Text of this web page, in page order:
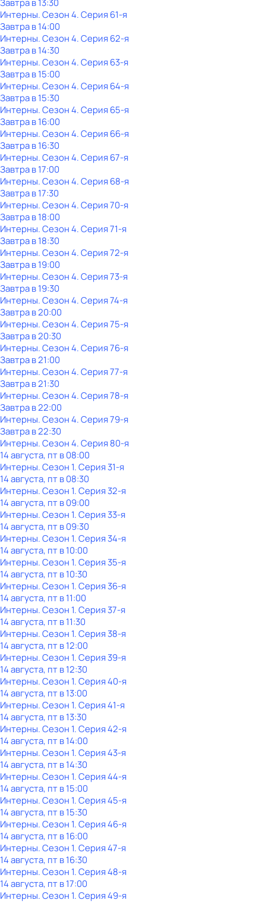
Завтра в 13:30
Интерны. Сезон 4. Серия 61-я
Завтра в 14:00
Интерны. Сезон 4. Серия 62-я
Завтра в 14:30
Интерны. Сезон 4. Серия 63-я
Завтра в 15:00
Интерны. Сезон 4. Серия 64-я
Завтра в 15:30
Интерны. Сезон 4. Серия 65-я
Завтра в 16:00
Интерны. Сезон 4. Серия 66-я
Завтра в 16:30
Интерны. Сезон 4. Серия 67-я
Завтра в 17:00
Интерны. Сезон 4. Серия 68-я
Завтра в 17:30
Интерны. Сезон 4. Серия 70-я
Завтра в 18:00
Интерны. Сезон 4. Серия 71-я
Завтра в 18:30
Интерны. Сезон 4. Серия 72-я
Завтра в 19:00
Интерны. Сезон 4. Серия 73-я
Завтра в 19:30
Интерны. Сезон 4. Серия 74-я
Завтра в 20:00
Интерны. Сезон 4. Серия 75-я
Завтра в 20:30
Интерны. Сезон 4. Серия 76-я
Завтра в 21:00
Интерны. Сезон 4. Серия 77-я
Завтра в 21:30
Интерны. Сезон 4. Серия 78-я
Завтра в 22:00
Интерны. Сезон 4. Серия 79-я
Завтра в 22:30
Интерны. Сезон 4. Серия 80-я
14 августа, пт в 08:00
Интерны. Сезон 1. Серия 31-я
14 августа, пт в 08:30
Интерны. Сезон 1. Серия 32-я
14 августа, пт в 09:00
Интерны. Сезон 1. Серия 33-я
14 августа, пт в 09:30
Интерны. Сезон 1. Серия 34-я
14 августа, пт в 10:00
Интерны. Сезон 1. Серия 35-я
14 августа, пт в 10:30
Интерны. Сезон 1. Серия 36-я
14 августа, пт в 11:00
Интерны. Сезон 1. Серия 37-я
14 августа, пт в 11:30
Интерны. Сезон 1. Серия 38-я
14 августа, пт в 12:00
Интерны. Сезон 1. Серия 39-я
14 августа, пт в 12:30
Интерны. Сезон 1. Серия 40-я
14 августа, пт в 13:00
Интерны. Сезон 1. Серия 41-я
14 августа, пт в 13:30
Интерны. Сезон 1. Серия 42-я
14 августа, пт в 14:00
Интерны. Сезон 1. Серия 43-я
14 августа, пт в 14:30
Интерны. Сезон 1. Серия 44-я
14 августа, пт в 15:00
Интерны. Сезон 1. Серия 45-я
14 августа, пт в 15:30
Интерны. Сезон 1. Серия 46-я
14 августа, пт в 16:00
Интерны. Сезон 1. Серия 47-я
14 августа, пт в 16:30
Интерны. Сезон 1. Серия 48-я
14 августа, пт в 17:00
Интерны. Сезон 1. Серия 49-я